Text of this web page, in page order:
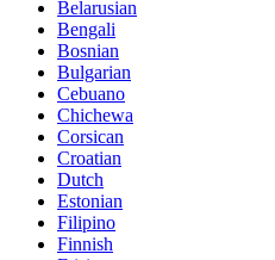
Belarusian
Bengali
Bosnian
Bulgarian
Cebuano
Chichewa
Corsican
Croatian
Dutch
Estonian
Filipino
Finnish